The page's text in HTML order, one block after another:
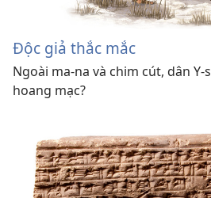
Độc giả thắc mắc
Ngoài ma-na và chim cút, dân
hoang mạc?